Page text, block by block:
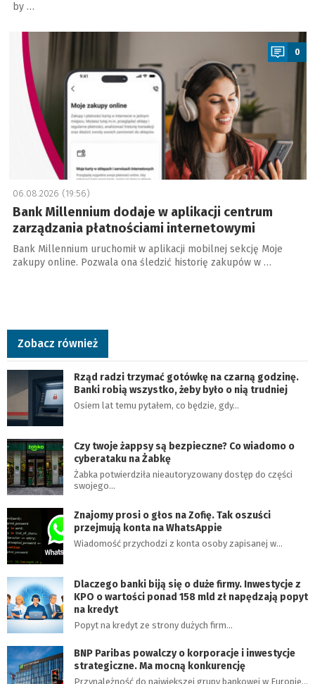
by …
0
06.08.2026 (19:56)
Bank Millennium dodaje w aplikacji centrum
zarządzania płatnościami internetowymi
Bank Millennium uruchomił w aplikacji mobilnej sekcję Moje
zakupy online. Pozwala ona śledzić historię zakupów w …
Zobacz również
Rząd radzi trzymać gotówkę na czarną godzinę.
Banki robią wszystko, żeby było o nią trudniej
Osiem lat temu pytałem, co będzie, gdy…
Czy twoje żappsy są bezpieczne? Co wiadomo o
cyberataku na Żabkę
Żabka potwierdziła nieautoryzowany dostęp do części
swojego…
Znajomy prosi o głos na Zofię. Tak oszuści
przejmują konta na WhatsAppie
Wiadomość przychodzi z konta osoby zapisanej w…
Dlaczego banki biją się o duże firmy. Inwestycje z
KPO o wartości ponad 158 mld zł napędzają popyt
na kredyt
Popyt na kredyt ze strony dużych firm…
BNP Paribas powalczy o korporacje i inwestycje
strategiczne. Ma mocną konkurencję
Przynależność do największej grupy bankowej w Europie…